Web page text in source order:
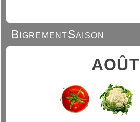
BigrementSaison
AOÛT